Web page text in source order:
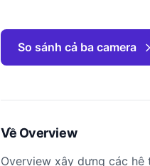
So sánh cả ba camera
Về Overview
Overview xây dựng các hệ